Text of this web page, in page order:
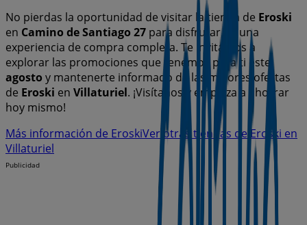
No pierdas la oportunidad de visitar la tienda de Eroski
en Camino de Santiago 27 para disfrutar de una
experiencia de compra completa. Te invitamos a
explorar las promociones que tenemos para ti este
agosto y mantenerte informado de las mejores ofertas
de Eroski en Villaturiel. ¡Visítanos y empieza a ahorrar
hoy mismo!
Más información de EroskiVer otras tiendas de Eroski en
Villaturiel
Publicidad